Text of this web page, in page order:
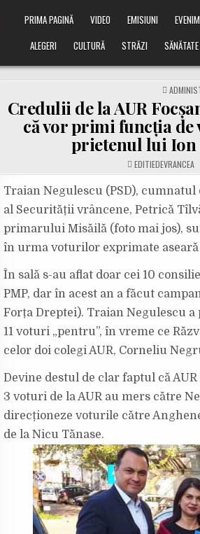
PRIMA PAGINĂ VIDEO EMISIUNI
ALEGERI
CULTURĂ STRĂZI SĂNĂTATE
POSTED
IN
Credulii de la AUR
că vor primi funcția de
prietenul lui Ion
EDITIEDEVRANCEA
Traian Negulescu (PSD),
al Securității vrâncene, Petrică
primarului Misăilă (foto mai jos),
în urma voturilor exprimate
În sală s-au aflat doar cei 10
PMP, dar în acest an a făcut
Forța Dreptei). Traian Negulescu
11 voturi „pentru”, în vreme ce
celor doi colegi AUR, Corneliu
Devine destul de clar faptul că
3 voturi de la AUR au mers către
direcționeze voturile către
de la Nicu Tănase.